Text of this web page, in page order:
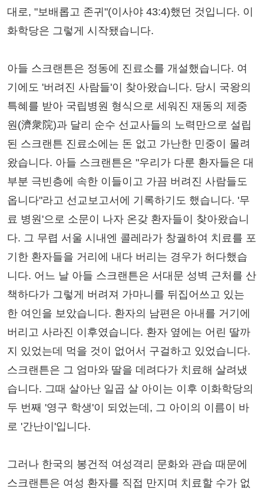
대로, "보배롭고 존귀"(이사야 43:4)했던 것입니다. 이
화학당은 그렇게 시작됐습니다.
아들 스크랜튼은 정동에 진료소를 개설했습니다. 여
기에도 '버려진 사람들'이 찾아왔습니다. 당시 국왕의
특혜를 받아 국립병원 형식으로 세워진 재동의 제중
원(濟衆院)과 달리 순수 선교사들의 노력만으로 설립
된 스크랜튼 진료소에는 돈 없고 가난한 민중이 몰려
왔습니다. 아들 스크랜튼은 "우리가 다룬 환자들은 대
부분 극빈층에 속한 이들이고 가끔 버려진 사람들도
옵니다"라고 선교보고서에 기록하기도 했습니다. '무
료 병원'으로 소문이 나자 온갖 환자들이 찾아왔습니
다. 그 무렵 서울 시내엔 콜레라가 창궐하여 치료를 포
기한 환자들을 거리에 내다 버리는 경우가 허다했습
니다. 어느 날 아들 스크랜튼은 서대문 성벽 근처를 산
책하다가 그렇게 버려져 가마니를 뒤집어쓰고 있는
한 여인을 보았습니다. 환자의 남편은 아내를 거기에
버리고 사라진 이후였습니다. 환자 옆에는 어린 딸까
지 있었는데 먹을 것이 없어서 구걸하고 있었습니다.
스크랜튼은 그 엄마와 딸을 데려다가 치료해 살려냈
습니다. 그때 살아난 일곱 살 아이는 이후 이화학당의
두 번째 '영구 학생'이 되었는데, 그 아이의 이름이 바
로 '간난이'입니다.
그러나 한국의 봉건적 여성격리 문화와 관습 때문에
스크랜튼은 여성 환자를 직접 만지며 치료할 수가 없